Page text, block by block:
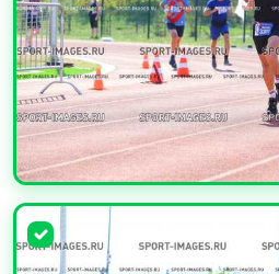
УВЕЛИЧИТЬ